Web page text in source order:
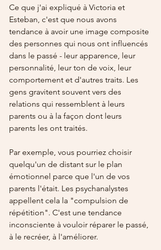
Ce que j'ai expliqué à Victoria et
Esteban, c'est que nous avons
tendance à avoir une image composite
des personnes qui nous ont influencés
dans le passé - leur apparence, leur
personnalité, leur ton de voix, leur
comportement et d'autres traits. Les
gens gravitent souvent vers des
relations qui ressemblent à leurs
parents ou à la façon dont leurs
parents les ont traités.
Par exemple, vous pourriez choisir
quelqu'un de distant sur le plan
émotionnel parce que l'un de vos
parents l'était. Les psychanalystes
appellent cela la "compulsion de
répétition". C'est une tendance
inconsciente à vouloir réparer le passé,
à le recréer, à l'améliorer.